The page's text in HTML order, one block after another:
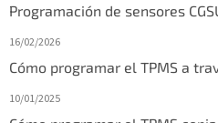
Programación de sensores
16/02/2026
Cómo programar el TPMS a
10/01/2025